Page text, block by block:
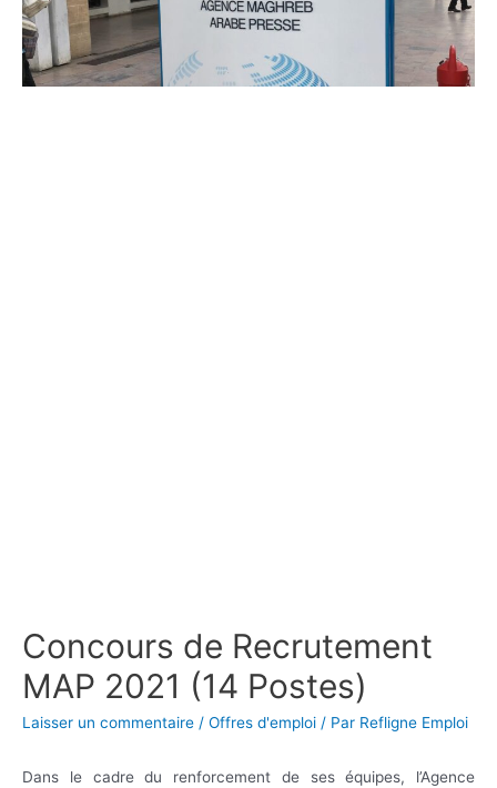
Concours de Recrutement
MAP 2021 (14 Postes)
Laisser un commentaire / Offres d'emploi / Par Refligne Emploi
Dans le cadre du renforcement de ses équipes, l’Agence